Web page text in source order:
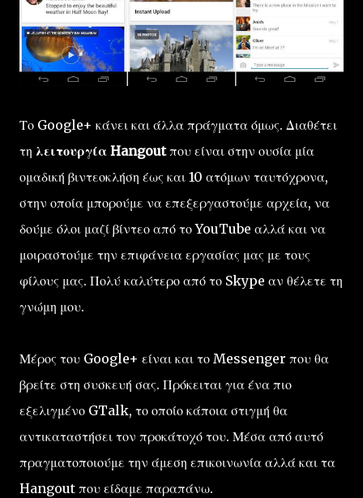
Το Google+ κάνει και άλλα πράγματα όμως. Διαθέτει
τη λειτουργία Hangoutπου είναι στην ουσία μία
ομαδική βιντεοκλήση έως και 10 ατόμων ταυτόχρονα,
στην οποία μπορούμε να επεξεργαστούμε αρχεία, να
δούμε όλοι μαζί βίντεο από το YouTube αλλά και να
μοιραστούμε την επιφάνεια εργασίας μας με τους
φίλους μας. Πολύ καλύτερο από το Skype αν θέλετε τη
γνώμη μου.
Μέρος του Google+ είναι και το Messenger που θα
βρείτε στη συσκευή σας. Πρόκειται για ένα πιο
εξελιγμένο GTalk, το οποίο κάποια στιγμή θα
αντικαταστήσει τον προκάτοχό του. Μέσα από αυτό
πραγματοποιούμε την άμεση επικοινωνία αλλά και τα
Hangout που είδαμε παραπάνω.